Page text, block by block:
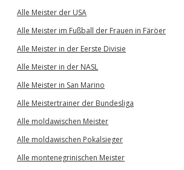
Alle Meister der USA
Alle Meister im Fußball der Frauen in Färöer
Alle Meister in der Eerste Divisie
Alle Meister in der NASL
Alle Meister in San Marino
Alle Meistertrainer der Bundesliga
Alle moldawischen Meister
Alle moldawischen Pokalsieger
Alle montenegrinischen Meister